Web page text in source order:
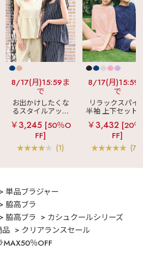
8/17(月)15:59ま
で
お出かけしたくな
るスタイルアップ
見え
ストライプ
フリル ロングパン
ツ 綿混 上下セット
￥3,245 [50％O
FF]
(1)
8/17(月)15:59
で
リラックスパイ
半袖 上下セット
女兼用サイズ)
￥3,432 [20
FF]
単品ブラジャー
脇高ブラ
脇高ブラ
カシュクールシリーズ
品
クリアランスセール
MAX50％OFF